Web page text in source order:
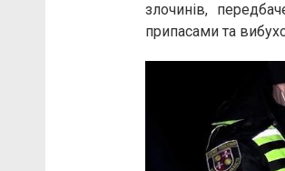
злочинів,
припасами та